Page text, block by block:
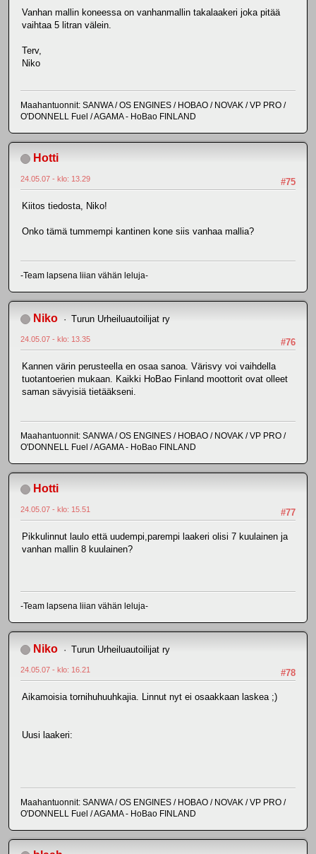
Vanhan mallin koneessa on vanhanmallin takalaakeri joka pitää
vaihtaa 5 litran välein.
Terv,
Niko
Maahantuonnit: SANWA / OS ENGINES / HOBAO / NOVAK / VP PRO /
O'DONNELL Fuel / AGAMA - HoBao FINLAND
Hotti
#75
24.05.07 - klo: 13.29
Kiitos tiedosta, Niko!
Onko tämä tummempi kantinen kone siis vanhaa mallia?
-Team lapsena liian vähän leluja-
Niko Turun Urheiluautoilijat ry
#76
24.05.07 - klo: 13.35
Kannen värin perusteella en osaa sanoa. Värisvy voi vaihdella
tuotantoerien mukaan. Kaikki HoBao Finland moottorit ovat olleet
saman sävyisiä tietääkseni.
Maahantuonnit: SANWA / OS ENGINES / HOBAO / NOVAK / VP PRO /
O'DONNELL Fuel / AGAMA - HoBao FINLAND
Hotti
#77
24.05.07 - klo: 15.51
Pikkulinnut laulo että uudempi,parempi laakeri olisi 7 kuulainen ja
vanhan mallin 8 kuulainen?
-Team lapsena liian vähän leluja-
Niko Turun Urheiluautoilijat ry
#78
24.05.07 - klo: 16.21
Aikamoisia tornihuhuuhkajia. Linnut nyt ei osaakkaan laskea ;)
Uusi laakeri:
Maahantuonnit: SANWA / OS ENGINES / HOBAO / NOVAK / VP PRO /
O'DONNELL Fuel / AGAMA - HoBao FINLAND